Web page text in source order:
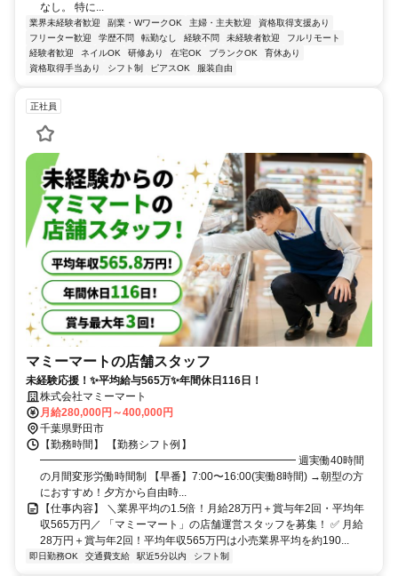
なし。 特に...
業界未経験者歓迎 副業・WワークOK 主婦・主夫歓迎
資格取得支援あり
フリーター歓迎
学歴不問 転勤なし 経験不問 未経験者歓迎
フルリモート
経験者歓迎
ネイルOK 研修あり 在宅OK ブランクOK
育休あり
資格取得手当あり
シフト制 ピアスOK 服装自由
正社員
マミーマートの店舗スタッフ
未経験応援！✨平均給与565万✨年間休日116日！
株式会社マミーマート
月給280,000円～400,000円
千葉県野田市
【勤務時間】 【勤務シフト例】
━━━━━━━━━━━━━━━━━━━━━━━━ 週実働40時間
の月間変形労働時間制 【早番】7:00〜16:00(実働8時間) →朝型の方
におすすめ！夕方から自由時...
【仕事内容】 ＼業界平均の1.5倍！月給28万円＋賞与年2回・平均年
収565万円／ 「マミーマート」の店舗運営スタッフを募集！ ✅ 月給
28万円＋賞与年2回！平均年収565万円は小売業界平均を約190...
即日勤務OK 交通費支給 駅近5分以内 シフト制